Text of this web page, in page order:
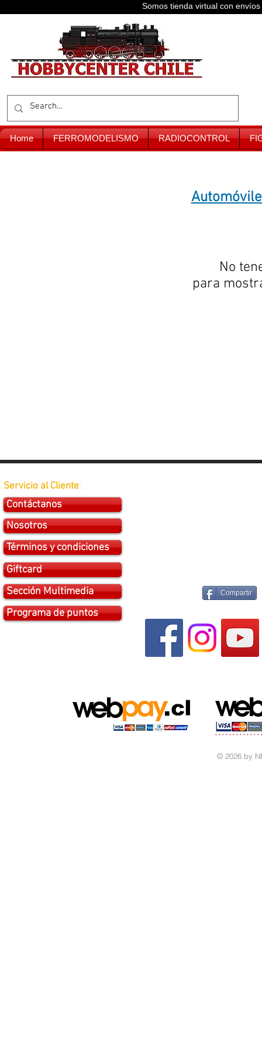
Somos tienda virtual con
Home FERROMODELISMO RADIOCONTROL
No
para
Servicio al Cliente:
Contáctanos
Nosotros
Términos y condiciones
Giftcard
Sección Multimedia
Programa de puntos
Compartir
© 2026 by